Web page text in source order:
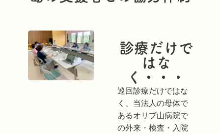
診療だけで
はな
く・・・
巡回診療だけではな
く、当法人の母体で
あるオリブ山病院で
の外来・検査・入院